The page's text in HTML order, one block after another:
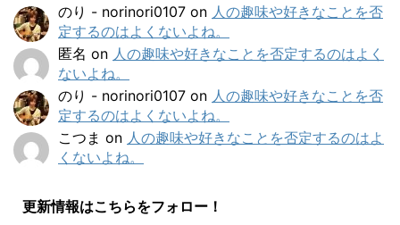
のり - norinori0107 on 人の趣味や好きなことを否
定するのはよくないよね。
匿名 on 人の趣味や好きなことを否定するのはよく
ないよね。
のり - norinori0107 on 人の趣味や好きなことを否
定するのはよくないよね。
こつま on 人の趣味や好きなことを否定するのはよ
くないよね。
更新情報はこちらをフォロー！